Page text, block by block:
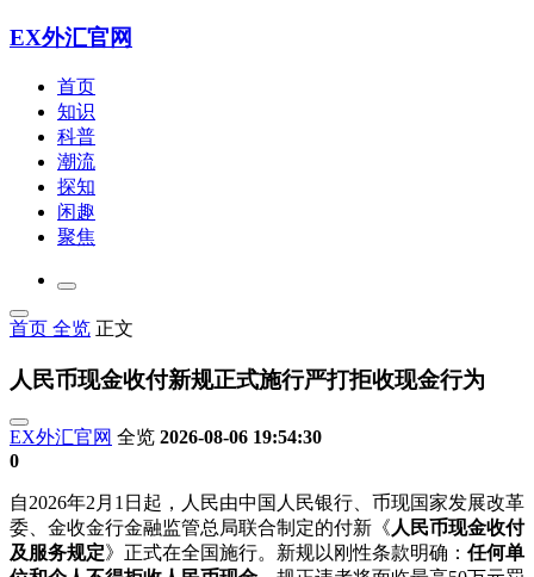
EX外汇官网
首页
知识
科普
潮流
探知
闲趣
聚焦
首页 全览 正文
人民币现金收付新规正式施行严打拒收现金行为
EX外汇官网 全览 2026-08-06 19:54:30
0
自2026年2月1日起，人民由中国人民银行、币现国家发展改革
委、金收金行金融监管总局联合制定的付新《 人民币现金收付
及服务规定》正式在全国施行。新规以刚性条款明确： 任何单